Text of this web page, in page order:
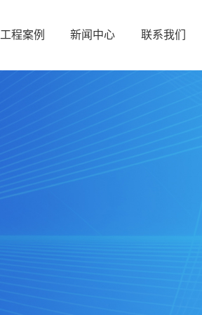
工程案例 新闻中心 联系我们